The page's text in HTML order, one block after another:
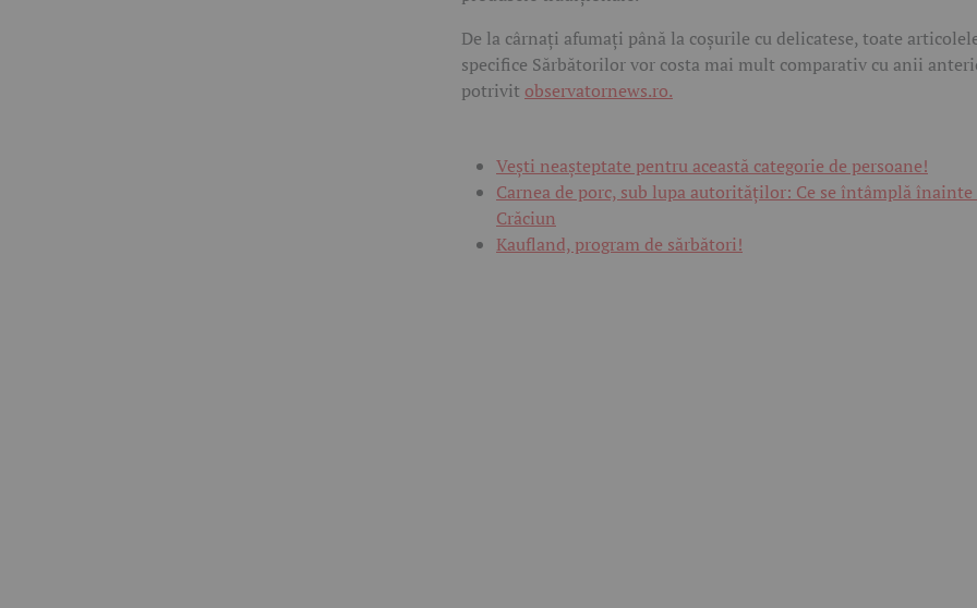
De la cârnați afumați până la coșurile cu delicatese, toate
specifice Sărbătorilor vor costa mai mult comparativ cu anii
potrivit observatornews.ro.
Vești neașteptate pentru această categorie de persoane!
Carnea de porc, sub lupa autorităților: Ce se întâmplă înainte
Crăciun
Kaufland, program de sărbători!